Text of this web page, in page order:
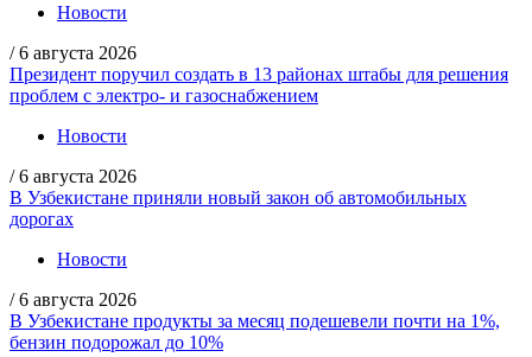
Новости
/ 6 августа 2026
Президент поручил создать в 13 районах штабы для решения
проблем с электро- и газоснабжением
Новости
/ 6 августа 2026
В Узбекистане приняли новый закон об автомобильных
дорогах
Новости
/ 6 августа 2026
В Узбекистане продукты за месяц подешевели почти на 1%,
бензин подорожал до 10%